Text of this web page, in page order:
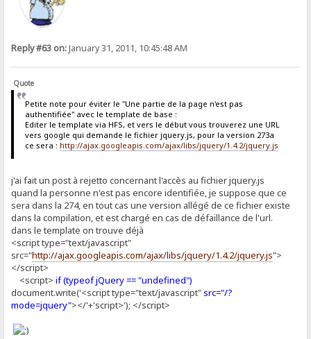
Reply #63 on:January 31, 2011, 10:45:48 AM
Quote
Petite note pour éviter le "Une partie de la page n'est pas
authentifiée" avec le template de base :
Editer le template via HFS, et vers le début vous trouverez une URL
vers google qui demande le fichier jquery.js, pour la version 273a
ce sera : http://ajax.googleapis.com/ajax/libs/jquery/1.4.2/jquery.js
j'ai fait un post à rejetto concernant l'accès au fichier jquery.js
quand la personne n'est pas encore identifiée, je suppose que ce
sera dans la 274, en tout cas une version allégé de ce fichier existe
dans la compilation, et est chargé en cas de défaillance de l'url.
dans le template on trouve déjà
<script type="text/javascript"
src="http://ajax.googleapis.com/ajax/libs/jquery/1.4.2/jquery.js">
</script>
<script>if (typeof jQuery == "undefined")
document.write('<script type="text/javascript"src="/?
mode=jquery"></'+'script>'); </script>